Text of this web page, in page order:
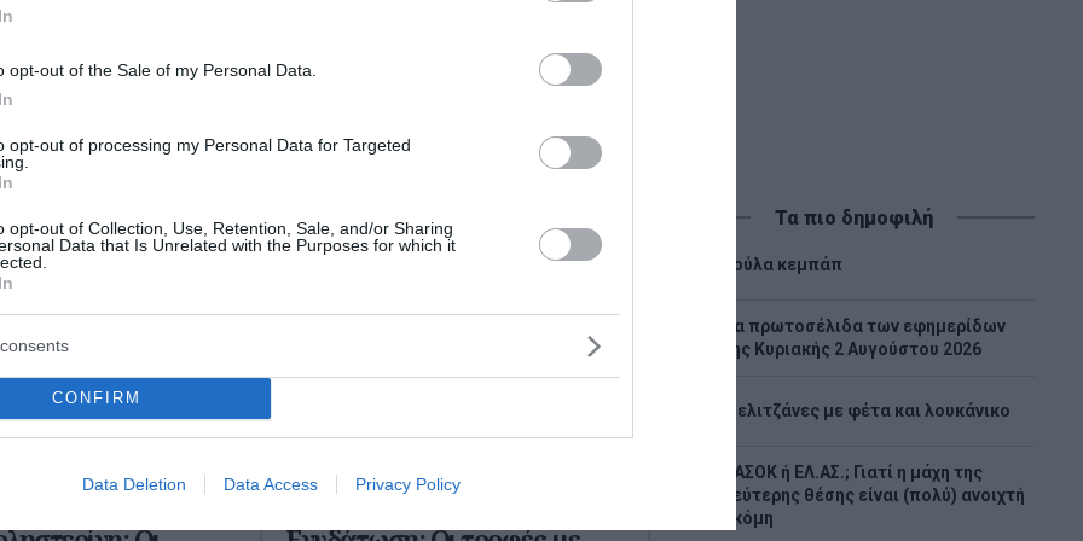
opt-out of the Sale of my Personal Data.
opt-out of processing my Personal Data for Targeted
opt-out of Collection, Use, Retention, Sale, and/or Sharing
Data that Is Unrelated with the Purposes for which it
CONFIRM
Data Deletion Data Access Privacy Policy
Lykavitos.gr στο Google News
όλες τις ειδήσεις
Τα πιο δημοφιλή
Λούλα κεμπάπ
Tα πρωτοσέλιδα των εφημερίδων
της Κυριακής 2 Αυγούστου 2026
Μελιτζάνες με φέτα και λουκάνικο
ΠΑΣΟΚ ή ΕΛ.ΑΣ.; Γιατί η μάχη της
δεύτερης θέσης είναι (πολύ) ανοιχτή
ακόμη